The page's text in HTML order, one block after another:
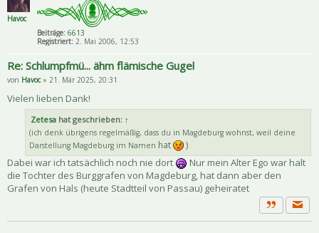
Havoc
Beiträge: 6613
Registriert: 2. Mai 2006, 12:53
Re: Schlumpfmü... ähm flämische Gugel
von Havoc» 21. Mär 2025, 20:31
Vielen lieben Dank!
Zetesa hat geschrieben: ↑
(ich denk übrigens regelmäßig, dass du in Magdeburg wohnst, weil deine
Darstellung Magdeburg im Namen hat )
Dabei war ich tatsächlich noch nie dort
Nur mein Alter Ego war halt
die Tochter des Burggrafen von Magdeburg, hat dann aber den
Grafen von Hals (heute Stadtteil von Passau) geheiratet
Zitat